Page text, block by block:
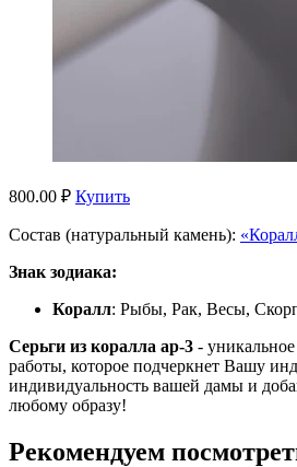
800.00 ₽ Купить
Состав (натуральный камень):
Знак зодиака:
Коралл: Рыбы, Рак, Весы,
Серьги из коралла ар-3 -
работы, которое подчеркнет Вашу
индивидуальность вашей дамы и
любому образу!
Рекомендуем